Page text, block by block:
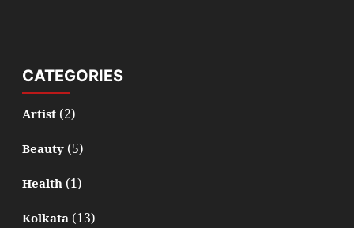
CATEGORIES
Artist(2)
Beauty(5)
Health(1)
Kolkata(13)